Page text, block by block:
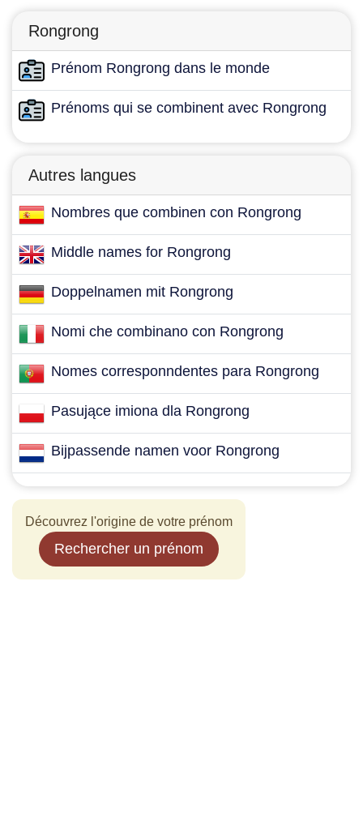
Rongrong
Prénom Rongrong dans le monde
Prénoms qui se combinent avec Rongrong
Autres langues
Nombres que combinen con Rongrong
Middle names for Rongrong
Doppelnamen mit Rongrong
Nomi che combinano con Rongrong
Nomes corresponndentes para Rongrong
Pasujące imiona dla Rongrong
Bijpassende namen voor Rongrong
Découvrez l'origine de votre prénom
Rechercher un prénom